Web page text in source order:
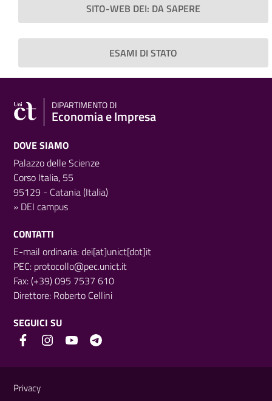
SITO-WEB DEI: DA SAPERE
ESAMI DI STATO
DIPARTIMENTO DI
Economia e Impresa
DOVE SIAMO
Palazzo delle Scienze
Corso Italia, 55
95129 - Catania (Italia)
» DEI campus
CONTATTI
E-mail ordinaria: dei[at]unict[dot]it
PEC: protocollo@pec.unict.it
Fax: (+39) 095 7537 610
Direttore: Roberto Cellini
SEGUICI SU
Privacy